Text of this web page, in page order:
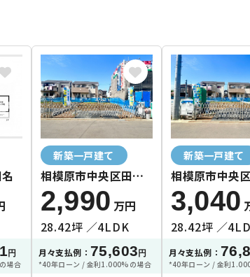
円
場合
新築一戸建て
相模原市中央区田名3
号棟
2,990 万円
28.42坪
4LDK
月々支払例： 75,603 円
*40年ローン / 金利1.000%の場合
新築一戸建て
相模原市中央区
号棟
3,040
28.42坪
月々支払例：
*40年ローン / 金利